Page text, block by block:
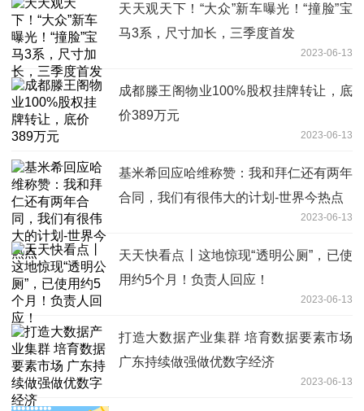
天天观天下！“大众”新车曝光！“撞脸”宝
马3系，尺寸加长，三季度首发
2023-06-13
成都滕王阁物业100%股权挂牌转让，底
价389万元
2023-06-13
基米希回应哈维称赞：我和拜仁还有两年
合同，我们有很伟大的计划-世界今热点
2023-06-13
天天快看点丨这地惊现“透明公厕”，已使
用约5个月！负责人回应！
2023-06-13
打造大数据产业集群 培育数据要素市场
广东持续做强做优数字经济
2023-06-13